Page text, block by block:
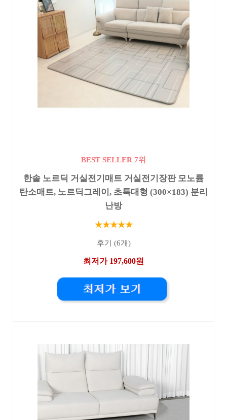
BEST SELLER 7위
한솔 노르딕 거실전기매트 거실전기장판 모노륨
탄소매트, 노르딕그레이, 초특대형 (300×183) 분리
난방
★★★★★
후기 (6개)
최저가 197,600원